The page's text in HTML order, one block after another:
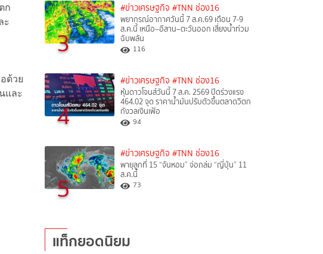
ก
ะ
ด้วย
และ
3
#ข่าวเศรษฐกิจ #TNN ช่อง16
พยากรณ์อากาศวันนี้ 7 ส.ค.69 เตือน 7-9
ส.ค.นี้ เหนือ–อีสาน–ตะวันออก เสี่ยงน้ำท่วม
ฉับพลัน
116
4
#ข่าวเศรษฐกิจ #TNN ช่อง16
หุ้นดาวโจนส์วันนี้ 7 ส.ค. 2569 ปิดร่วงแรง
464.02 จุด ราคาน้ำมันปรับตัวขึ้นตลาดวิตก
กังวลเงินเฟ้อ
94
5
#ข่าวเศรษฐกิจ #TNN ช่อง16
พายุลูกที่ 15 “จันหอม” จ่อถล่ม “ญี่ปุ่น” 11
ส.ค.นี้
73
แท็กยอดนิยม